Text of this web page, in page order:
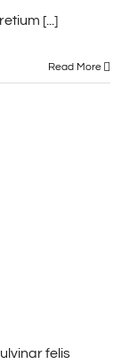
[...]
Read More
felis